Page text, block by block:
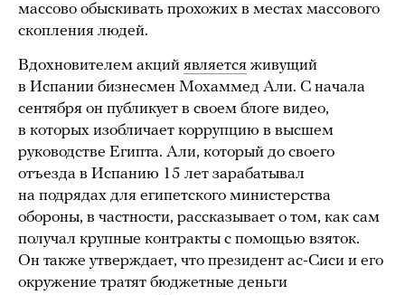
массово обыскивать прохожих в местах массового
скопления людей.
Вдохновителем акций является живущий
в Испании бизнесмен Мохаммед Али. С начала
сентября он публикует в своем блоге видео,
в которых изобличает коррупцию в высшем
руководстве Египта. Али, который до своего
отъезда в Испанию 15 лет зарабатывал
на подрядах для египетского министерства
обороны, в частности, рассказывает о том, как сам
получал крупные контракты с помощью взяток.
Он также утверждает, что президент ас-Сиси и его
окружение тратят бюджетные деньги